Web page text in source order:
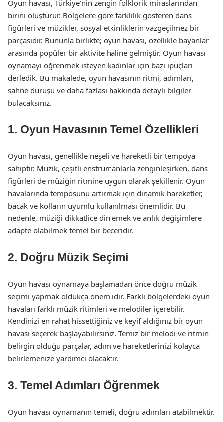
Oyun havası, Türkiye’nin zengin folklorik miraslarından
birini oluşturur. Bölgelere göre farklılık gösteren dans
figürleri ve müzikler, sosyal etkinliklerin vazgeçilmez bir
parçasıdır. Bununla birlikte; oyun havası, özellikle bayanlar
arasında popüler bir aktivite haline gelmiştir. Oyun havası
oynamayı öğrenmek isteyen kadınlar için bazı ipuçları
derledik. Bu makalede, oyun havasının ritmi, adımları,
sahne duruşu ve daha fazlası hakkında detaylı bilgiler
bulacaksınız.
1. Oyun Havasının Temel Özellikleri
Oyun havası, genellikle neşeli ve hareketli bir tempoya
sahiptir. Müzik, çeşitli enstrümanlarla zenginleşirken, dans
figürleri de müziğin ritmine uygun olarak şekillenir. Oyun
havalarında temposunu artırmak için dinamik hareketler,
bacak ve kolların uyumlu kullanılması önemlidir. Bu
nedenle, müziği dikkatlice dinlemek ve anlık değişimlere
adapte olabilmek temel bir beceridir.
2. Doğru Müzik Seçimi
Oyun havası oynamaya başlamadan önce doğru müzik
seçimi yapmak oldukça önemlidir. Farklı bölgelerdeki oyun
havaları farklı müzik ritimleri ve melodiler içerebilir.
Kendinizi en rahat hissettiğiniz ve keyif aldığınız bir oyun
havası seçerek başlayabilirsiniz. Temiz bir melodi ve ritmin
belirgin olduğu parçalar, adım ve hareketlerinizi kolayca
belirlemenize yardımcı olacaktır.
3. Temel Adımları Öğrenmek
Oyun havası oynamanın temeli, doğru adımları atabilmektir.